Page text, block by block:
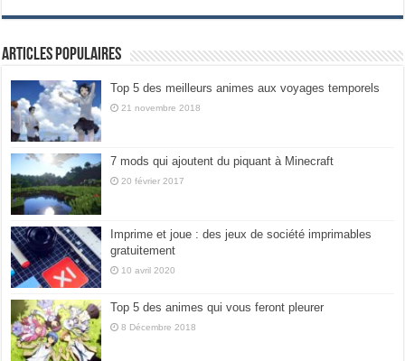
Articles populaires
Top 5 des meilleurs animes aux voyages temporels
21 novembre 2018
7 mods qui ajoutent du piquant à Minecraft
20 février 2017
Imprime et joue : des jeux de société imprimables
gratuitement
10 avril 2020
Top 5 des animes qui vous feront pleurer
8 Décembre 2018